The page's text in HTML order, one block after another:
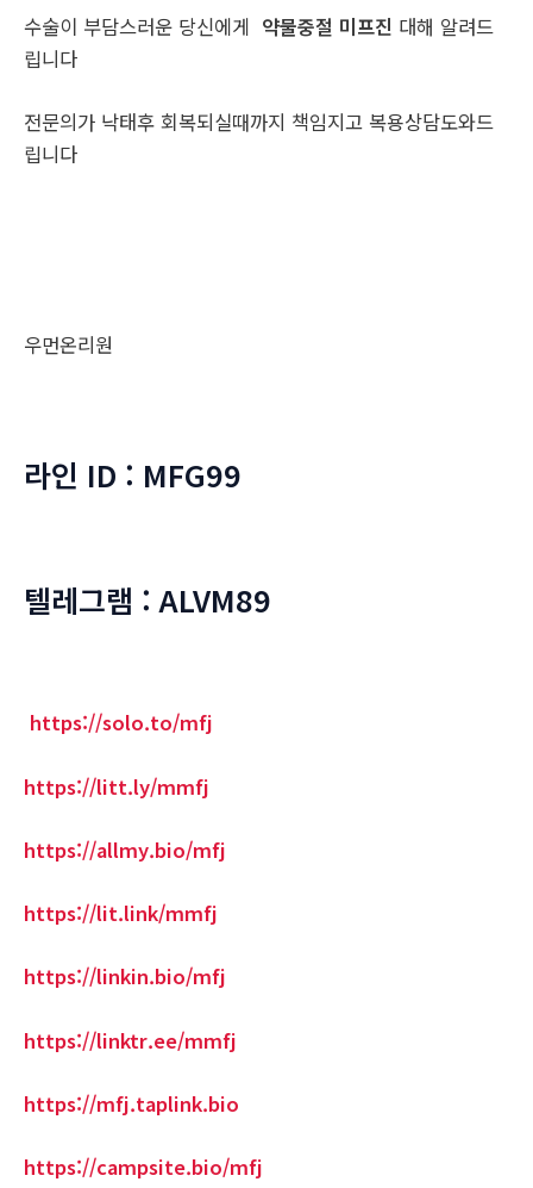
수술이 부담스러운 당신에게 약물중절 미프진 대해 알려드
립니다
전문의가 낙태후 회복되실때까지 책임지고 복용상담도와드
립니다
우먼온리원
라인 ID : MFG99
텔레그램 : ALVM89
https://solo.to/mfj
https://litt.ly/mmfj
https://allmy.bio/mfj
https://lit.link/mmfj
https://linkin.bio/mfj
https://linktr.ee/mmfj
https://mfj.taplink.bio
https://campsite.bio/mfj